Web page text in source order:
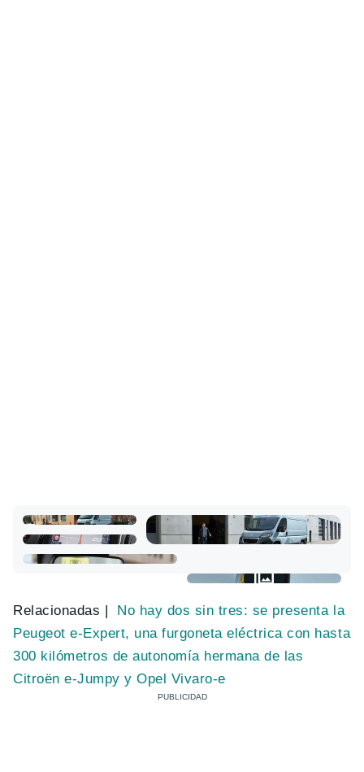
Relacionadas | No hay dos sin tres: se presenta la
Peugeot e-Expert, una furgoneta eléctrica con hasta
300 kilómetros de autonomía hermana de las
Citroën e-Jumpy y Opel Vivaro-e